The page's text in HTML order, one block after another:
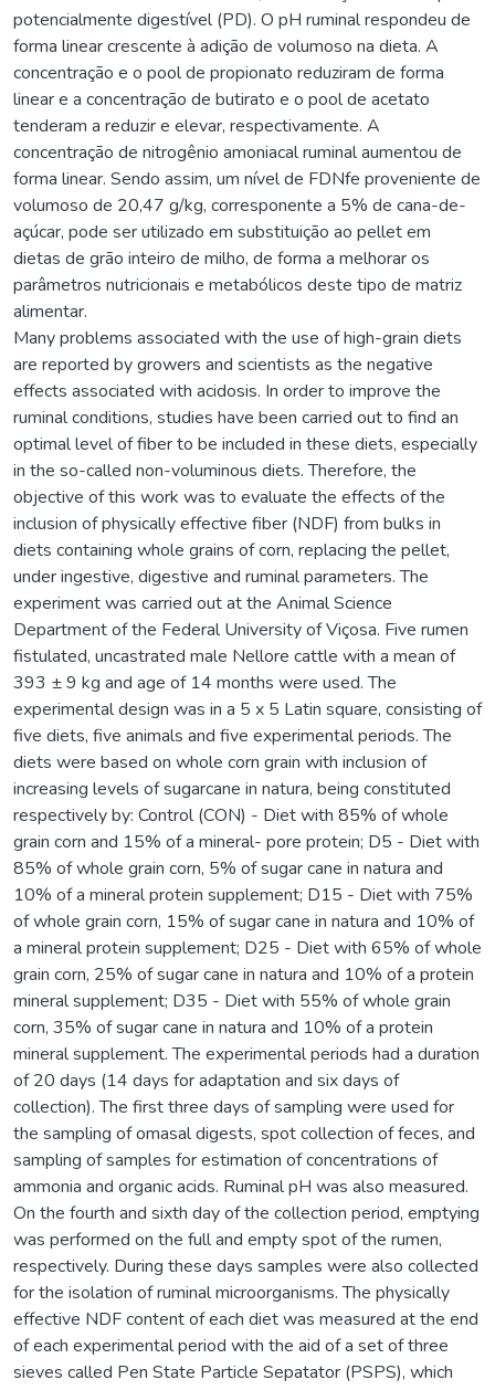
potencialmente digestível (PD). O pH ruminal respondeu de
forma linear crescente à adição de volumoso na dieta. A
concentração e o pool de propionato reduziram de forma
linear e a concentração de butirato e o pool de acetato
tenderam a reduzir e elevar, respectivamente. A
concentração de nitrogênio amoniacal ruminal aumentou de
forma linear. Sendo assim, um nível de FDNfe proveniente de
volumoso de 20,47 g/kg, corresponente a 5% de cana-de-
açúcar, pode ser utilizado em substituição ao pellet em
dietas de grão inteiro de milho, de forma a melhorar os
parâmetros nutricionais e metabólicos deste tipo de matriz
alimentar.
Many problems associated with the use of high-grain diets
are reported by growers and scientists as the negative
effects associated with acidosis. In order to improve the
ruminal conditions, studies have been carried out to find an
optimal level of fiber to be included in these diets, especially
in the so-called non-voluminous diets. Therefore, the
objective of this work was to evaluate the effects of the
inclusion of physically effective fiber (NDF) from bulks in
diets containing whole grains of corn, replacing the pellet,
under ingestive, digestive and ruminal parameters. The
experiment was carried out at the Animal Science
Department of the Federal University of Viçosa. Five rumen
fistulated, uncastrated male Nellore cattle with a mean of
393 ± 9 kg and age of 14 months were used. The
experimental design was in a 5 x 5 Latin square, consisting of
five diets, five animals and five experimental periods. The
diets were based on whole corn grain with inclusion of
increasing levels of sugarcane in natura, being constituted
respectively by: Control (CON) - Diet with 85% of whole
grain corn and 15% of a mineral- pore protein; D5 - Diet with
85% of whole grain corn, 5% of sugar cane in natura and
10% of a mineral protein supplement; D15 - Diet with 75%
of whole grain corn, 15% of sugar cane in natura and 10% of
a mineral protein supplement; D25 - Diet with 65% of whole
grain corn, 25% of sugar cane in natura and 10% of a protein
mineral supplement; D35 - Diet with 55% of whole grain
corn, 35% of sugar cane in natura and 10% of a protein
mineral supplement. The experimental periods had a duration
of 20 days (14 days for adaptation and six days of
collection). The first three days of sampling were used for
the sampling of omasal digests, spot collection of feces, and
sampling of samples for estimation of concentrations of
ammonia and organic acids. Ruminal pH was also measured.
On the fourth and sixth day of the collection period, emptying
was performed on the full and empty spot of the rumen,
respectively. During these days samples were also collected
for the isolation of ruminal microorganisms. The physically
effective NDF content of each diet was measured at the end
of each experimental period with the aid of a set of three
sieves called Pen State Particle Sepatator (PSPS), which